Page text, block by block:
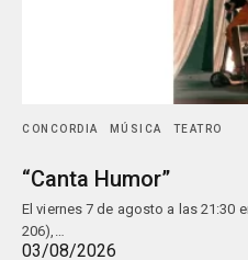
CONCORDIA MÚSICA TEATRO
“Canta Humor”
El viernes 7 de agosto a las 21:30
206),…
03/08/2026